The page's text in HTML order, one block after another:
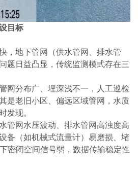
目标
，地下管网（供水管网、排水管
题日益凸显，传统监测模式存在三
网分布广、埋深浅不一，人工巡检
是老旧小区、偏远区域管网，水质
发现。
管网水压波动、排水管网高浊度高
备（如机械式流量计）易磨损、堵
密闭空间信号弱，数据传输稳定性